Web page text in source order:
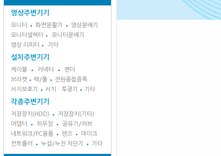
영상주변기기
모니터 화면분활기
영상분배기
모니터셀렉터
모니터분배기
영상 리피터
기타
설치주변기기
케이블 커넥터
젠더
브라켓
랙/폴
전원중첩증폭
서지보호기
서치ㆍ투광기 기타
각종주변기기
저장장치(HDD)
저장장치(기타)
어뎁터
하우징
공유기/허브
네트워크/PC용품
렌즈
마이크
컨트롤러
누설/누전 차단기 기타